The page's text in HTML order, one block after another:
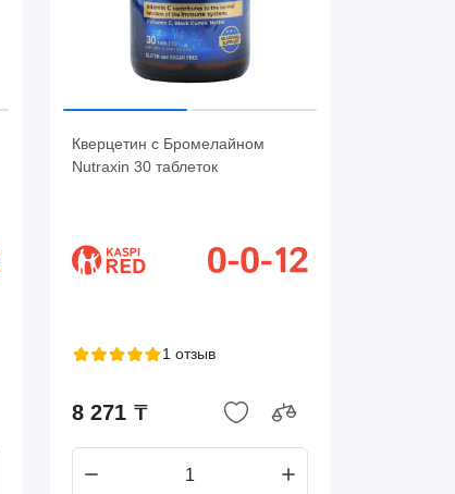
Кверцетин с Бромелайном
Nutraxin 30 таблеток
1 отзыв
8 271 ₸